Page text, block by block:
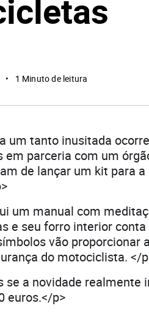
1 Minuto de leitura
um tanto inusitada
em parceria com um
de lançar um kit para
um manual com
e seu forro interior
vão proporcionar
do motociclista. </
se a novidade realmente
euros.</p>